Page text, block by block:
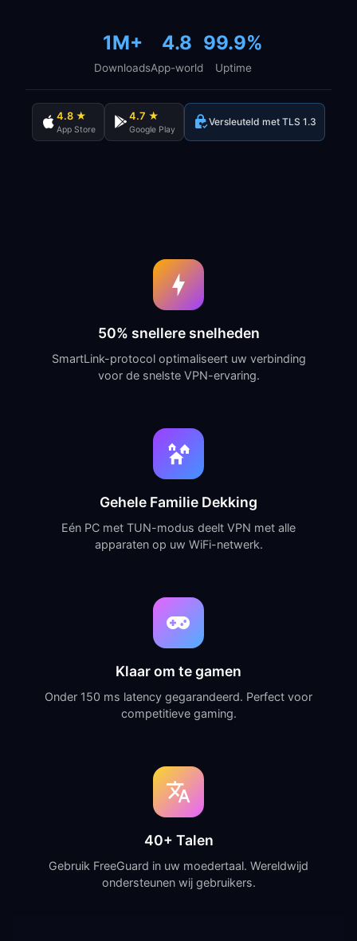
1M+
Downloads
4.8
App-world
99.9%
Uptime
4.8 ★
App Store
4.7 ★
Google Play
Versleuteld met TLS 1.3
50% snellere snelheden
SmartLink-protocol optimaliseert uw verbinding
voor de snelste VPN-ervaring.
Gehele Familie Dekking
Eén PC met TUN-modus deelt VPN met alle
apparaten op uw WiFi-netwerk.
Klaar om te gamen
Onder 150 ms latency gegarandeerd. Perfect voor
competitieve gaming.
40+ Talen
Gebruik FreeGuard in uw moedertaal. Wereldwijd
ondersteunen wij gebruikers.